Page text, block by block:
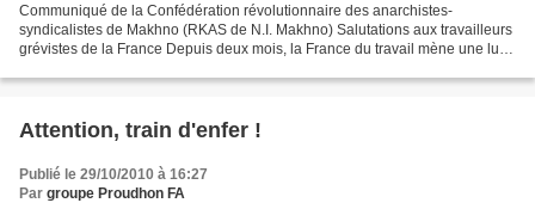
Communiqué de la Confédération révolutionnaire des anarchistes-
syndicalistes de Makhno (RKAS de N.I. Makhno) Salutations aux travailleurs
grévistes de la France Depuis deux mois, la France du travail mène une lutte
Attention, train d'enfer !
Publié le 29/10/2010 à 16:27
Par groupe Proudhon FA